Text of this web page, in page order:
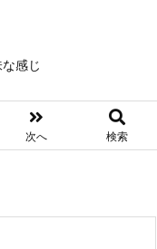
感じ
次へ 検索